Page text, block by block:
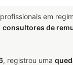
profissionais em
consultores de
, registrou uma